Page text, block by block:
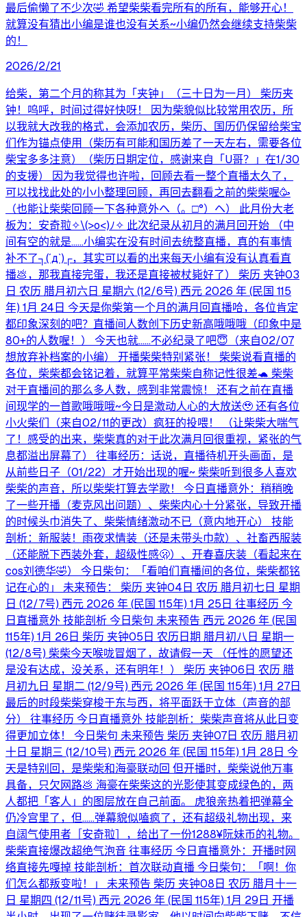
最后偷懒了不少次🤣 希望柴柴看完所有的所有，能够开心！
就算没有猜出小编是谁也没有关系~小编仍然会继续支持柴柴
的！
2026/2/21
给柴，第二个月的称其为「夹钟」（三十日为一月） 柴历夹
钟！呜呼，时间过得好快呀！ 因为柴貌似比较常用农历，所
以我就大改我的格式，会添加农历，柴历、国历仍保留给柴宝
们作为锚点使用（柴历有可能和国历差了一天左右，需要各位
柴宝多多注意）（柴历日期定位，感谢来自「U哥？」在1/30
的支援） 因为我觉得也许啦，回顾去看一整个直播太久了，
可以找找此处的小小整理回顾，再回去翻看之前的柴柴喔🥳
（也能让柴柴回顾一下各种意外ヘ⁠（⁠。⁠□⁠°⁠）⁠ヘ） 此月份大老
板为：安奇翋✧⁠\⁠(⁠>⁠o⁠<⁠)⁠ﾉ⁠✧ 此次纪录从初月的满月回开始 （中
间有空的就是……小编实在没有时间去统整直播，真的有事情
补不了┐⁠(⁠´⁠д⁠`⁠)⁠┌，其实可以看的出来每天小编有没有认真看直
播💩，那我直接完蛋，我还是直接被杖毙好了） 柴历 夹钟03
日 农历 腊月初六日 星期六 (12/6号) 西元 2026 年 (民国 115
年) 1月 24日 今天是你柴第一个月的满月回直播哈，各位肯定
都印象深刻的吧？直播间人数创下历史新高哦哦哦（印象中是
80+的人数喔！） 今天也就……不必纪录了吧😇（来自02/07
想放弃补档案的小编） 开播柴柴特别紧张！ 柴柴说看直播的
各位，柴柴都会铭记着，就算平常柴柴自称记性很差🐢 柴柴
对于直播间的那么多人数，感到非常震惊！ 还有之前在直播
间现学的一首歌哦哦哦~今日是激动人心的大放送🥹 还有各位
小火柴们（来自02/11的更改）疯狂的投喂！ （让柴柴大喘气
了！感受的出来，柴柴真的对于此次满月回很重视，紧张的气
息都溢出屏幕了） 往事经历：话说，直播待机开头画面，是
从前些日子（01/22）才开始出现的喔~ 柴柴听到很多人喜欢
柴柴的声音，所以柴柴打算去学歌！ 今日直播意外：稍稍晚
了一些开播（麦克风出问题）、柴柴内心十分紧张，导致开播
的时候头巾消失了、柴柴情绪激动不已（意内地开心） 技能
剖析：新服装！雨夜求情装（还是未带头巾款）、社畜西服装
（还能脱下西装外套，超级性感🫢）、开春喜庆装（看起来在
cos刘德华🤣） 今日柴句：「看咱们直播间的各位，柴柴都铭
记在心的」 未来预告： 柴历 夹钟04日 农历 腊月初七日 星期
日 (12/7号) 西元 2026 年 (民国 115年) 1月 25日 往事经历 今
日直播意外 技能剖析 今日柴句 未来预告 西元 2026 年 (民国
115年) 1月 26日 柴历 夹钟05日 农历日期 腊月初八日 星期一
(12/8号) 柴柴今天喉咙冒烟了，故请假一天 （任性的愿望还
是没有达成，没关系，还有明年！） 柴历 夹钟06日 农历 腊
月初九日 星期二 (12/9号) 西元 2026 年 (民国 115年) 1月 27日
最后的时段柴柴穿梭于东与西，将平面跃于立体（声音的部
分） 往事经历 今日直播意外 技能剖析：柴柴声音将从此日变
得更加立体！ 今日柴句 未来预告 柴历 夹钟07日 农历 腊月初
十日 星期三 (12/10号) 西元 2026 年 (民国 115年) 1月 28日 今
天是特别回，是柴柴和海豪联动回 但开播时，柴柴说他万事
具备，只欠网路💩 海豪在柴柴这的光影使其变成绿色的，两
人都把「客人」的图层放在自己前面。 虎狼亲热着把弹幕全
仍冷宫里了，但……弹幕貌似嗑疯了，还有超级礼物出现，来
自阔气使用者［安奇翋］，给出了一份1288¥阮妹币的礼物。
柴柴直接爆改超绝气泡音 往事经历 今日直播意外：开播时网
络直接先嘎掉 技能剖析：首次联动直播 今日柴句：「啊！你
们怎么都叛变啦！」 未来预告 柴历 夹钟08日 农历 腊月十一
日 星期四 (12/11号) 西元 2026 年 (民国 115年) 1月 29日 开播